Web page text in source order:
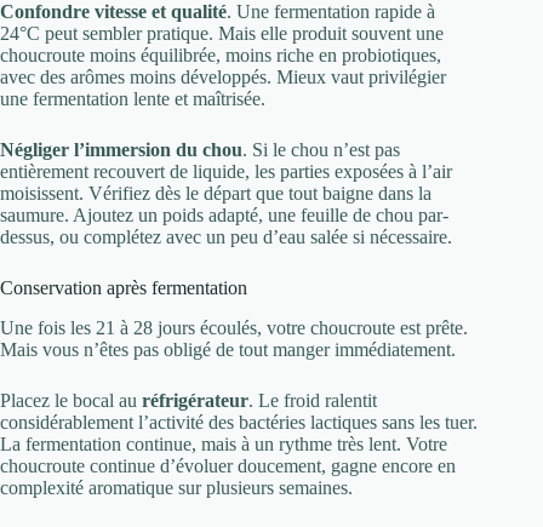
Confondre vitesse et qualité. Une fermentation rapide à
24°C peut sembler pratique. Mais elle produit souvent une
choucroute moins équilibrée, moins riche en probiotiques,
avec des arômes moins développés. Mieux vaut privilégier
une fermentation lente et maîtrisée.
Négliger l’immersion du chou. Si le chou n’est pas
entièrement recouvert de liquide, les parties exposées à l’air
moisissent. Vérifiez dès le départ que tout baigne dans la
saumure. Ajoutez un poids adapté, une feuille de chou par-
dessus, ou complétez avec un peu d’eau salée si nécessaire.
Conservation après fermentation
Une fois les 21 à 28 jours écoulés, votre choucroute est prête.
Mais vous n’êtes pas obligé de tout manger immédiatement.
Placez le bocal au réfrigérateur. Le froid ralentit
considérablement l’activité des bactéries lactiques sans les tuer.
La fermentation continue, mais à un rythme très lent. Votre
choucroute continue d’évoluer doucement, gagne encore en
complexité aromatique sur plusieurs semaines.